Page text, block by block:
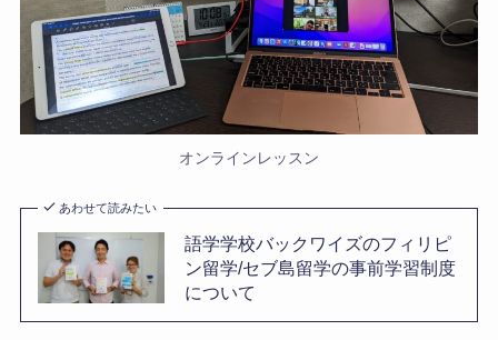
オンラインレッスン
あわせて読みたい
語学学校バックワイズのフィリピ
ン留学/セブ島留学の事前学習制度
について